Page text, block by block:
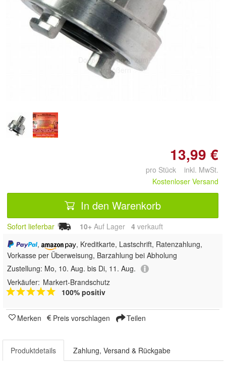
Doppelt antippen zum
vergrößern
13,99 €
pro Stück inkl. MwSt.
Kostenloser Versand
In den Warenkorb
Sofort lieferbar 10+ Auf Lager 4 verkauft
,
, Kreditkarte, Lastschrift, Ratenzahlung,
Vorkasse per Überweisung, Barzahlung bei Abholung
Zustellung: Mo, 10. Aug. bis Di, 11. Aug.
Verkäufer: Markert-Brandschutz
100% positiv
Merken Preis vorschlagen Teilen
Produktdetails Zahlung, Versand & Rückgabe